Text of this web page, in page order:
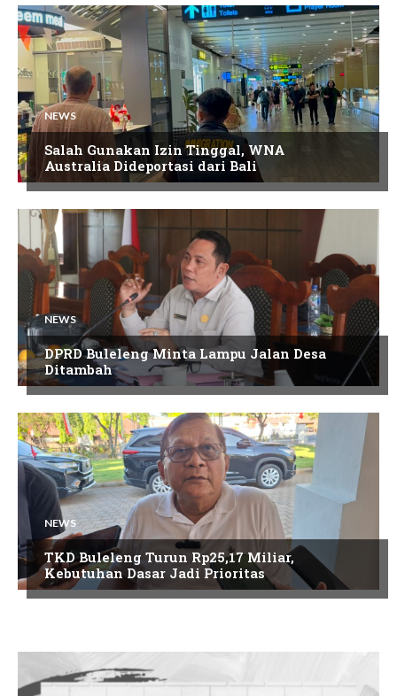
NEWS
Salah Gunakan Izin Tinggal, WNA
Australia Dideportasi dari Bali
NEWS
DPRD Buleleng Minta Lampu Jalan Desa
Ditambah
NEWS
TKD Buleleng Turun Rp25,17 Miliar,
Kebutuhan Dasar Jadi Prioritas